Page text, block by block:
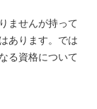
ませんが持って
あります。では
る資格について